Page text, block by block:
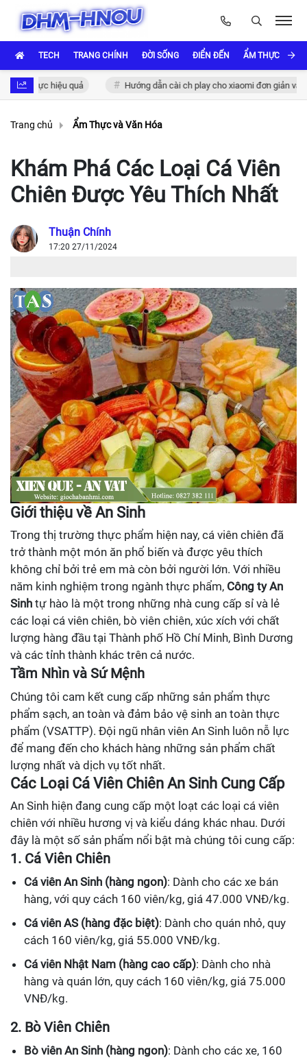
TECH TRANG CHÍNH ĐỜI SỐNG ĐIỂN ĐẾN ẨM THỰC VÀ
thực hiệu quả Hướng dẫn cài ch play cho xiaomi đơn giản và
Trang chủ Ẩm Thực và Văn Hóa
Khám Phá Các Loại Cá Viên
Chiên Được Yêu Thích Nhất
Thuận Chính
17:20 27/11/2024
Giới thiệu về An Sinh
Trong thị trường thực phẩm hiện nay, cá viên chiên đã
trở thành một món ăn phổ biến và được yêu thích
không chỉ bởi trẻ em mà còn bởi người lớn. Với nhiều
năm kinh nghiệm trong ngành thực phẩm, Công ty An
Sinh tự hào là một trong những nhà cung cấp sỉ và lẻ
các loại cá viên chiên, bò viên chiên, xúc xích với chất
lượng hàng đầu tại Thành phố Hồ Chí Minh, Bình Dương
và các tỉnh thành khác trên cả nước.
Tầm Nhìn và Sứ Mệnh
Chúng tôi cam kết cung cấp những sản phẩm thực
phẩm sạch, an toàn và đảm bảo vệ sinh an toàn thực
phẩm (VSATTP). Đội ngũ nhân viên An Sinh luôn nỗ lực
để mang đến cho khách hàng những sản phẩm chất
lượng nhất và dịch vụ tốt nhất.
Các Loại Cá Viên Chiên An Sinh Cung Cấp
An Sinh hiện đang cung cấp một loạt các loại cá viên
chiên với nhiều hương vị và kiểu dáng khác nhau. Dưới
đây là một số sản phẩm nổi bật mà chúng tôi cung cấp:
1. Cá Viên Chiên
Cá viên An Sinh (hàng ngon): Dành cho các xe bán
hàng, với quy cách 160 viên/kg, giá 47.000 VNĐ/kg.
Cá viên AS (hàng đặc biệt): Dành cho quán nhỏ, quy
cách 160 viên/kg, giá 55.000 VNĐ/kg.
Cá viên Nhật Nam (hàng cao cấp): Dành cho nhà
hàng và quán lớn, quy cách 160 viên/kg, giá 75.000
VNĐ/kg.
2. Bò Viên Chiên
Bò viên An Sinh (hàng ngon): Dành cho các xe, 160